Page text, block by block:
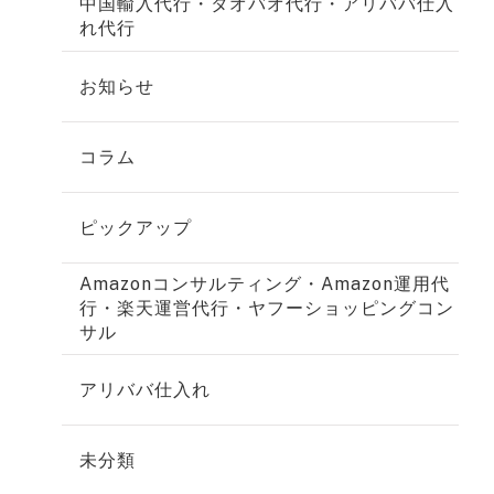
れ代行
お知らせ
コラム
ピックアップ
Amazonコンサルティング・Amazon運用代
行・楽天運営代行・ヤフーショッピングコン
サル
アリババ仕入れ
未分類